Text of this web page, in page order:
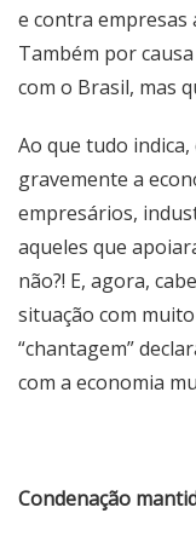
e contra empresas
Também por
com o Brasil, mas
Ao que tudo
gravemente a
empresários,
aqueles que
não?! E, agora,
situação com
“chantagem”
com a economia
Condenação